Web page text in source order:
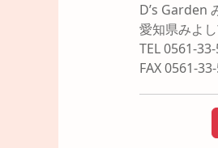
D’s Garden
愛知県みよ
TEL 0561-
FAX 0561-